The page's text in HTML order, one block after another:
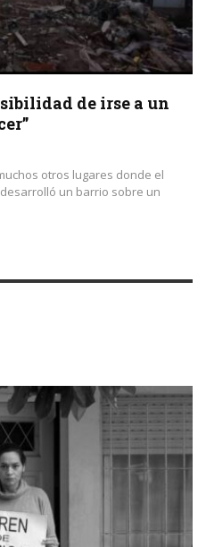
de irse a un
otros lugares donde el
un barrio sobre un